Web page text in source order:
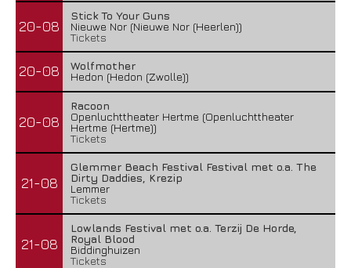
20-08
Stick To Your Guns
Nieuwe Nor (Nieuwe Nor (Heerlen))
Tickets
20-08
Wolfmother
Hedon (Hedon (Zwolle))
20-08
Racoon
Openluchttheater Hertme (Openluchttheater
Hertme (Hertme))
Tickets
21-08
Glemmer Beach Festival Festival met o.a. The
Dirty Daddies, Krezip
Lemmer
Tickets
21-08
Lowlands Festival met o.a. Terzij De Horde,
Royal Blood
Biddinghuizen
Tickets